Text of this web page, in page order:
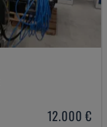
12.000 €